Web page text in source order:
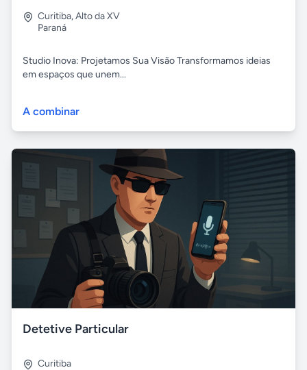
Curitiba,Alto da XV
Paraná
Studio Inova: Projetamos Sua Visão Transformamos ideias
em espaços que unem...
A combinar
Detetive Particular
Curitiba